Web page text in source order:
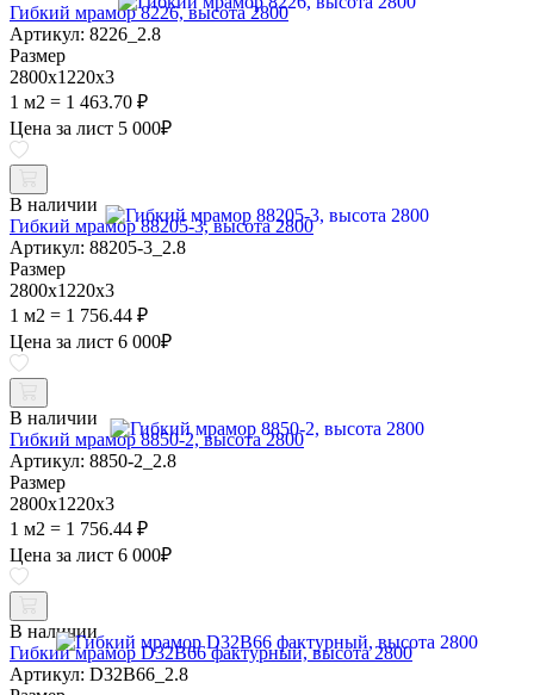
Гибкий мрамор 8226, высота 2800
Артикул: 8226_2.8
Размер
2800х1220х3
1 м2 = 1 463.70 ₽
Цена за лист 5 000₽
В наличии
Гибкий мрамор 88205-3, высота 2800
Артикул: 88205-3_2.8
Размер
2800х1220х3
1 м2 = 1 756.44 ₽
Цена за лист 6 000₽
В наличии
Гибкий мрамор 8850-2, высота 2800
Артикул: 8850-2_2.8
Размер
2800х1220х3
1 м2 = 1 756.44 ₽
Цена за лист 6 000₽
В наличии
Гибкий мрамор D32B66 фактурный, высота 2800
Артикул: D32B66_2.8